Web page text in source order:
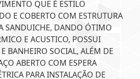
QUE É ESTILO
E COBERTO COM ESTRUTURA
SANDUICHE, DANDO ÓTIMO
E ACUSTICO, POSSUI
BANHEIRO SOCIAL, ALÉM DE
ABERTO COM ESPERA
PARA INSTALAÇÃO DE